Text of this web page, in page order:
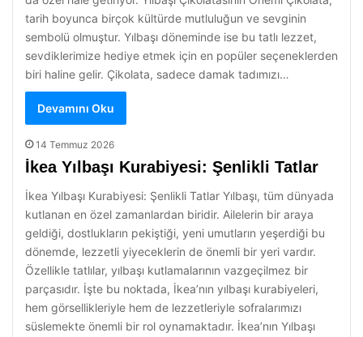
tarih boyunca birçok kültürde mutluluğun ve sevginin
sembolü olmuştur. Yılbaşı döneminde ise bu tatlı lezzet,
sevdiklerimize hediye etmek için en popüler seçeneklerden
biri haline gelir. Çikolata, sadece damak tadımızı…
Devamını Oku
14 Temmuz 2026
İkea Yılbaşı Kurabiyesi: Şenlikli Tatlar
İkea Yılbaşı Kurabiyesi: Şenlikli Tatlar Yılbaşı, tüm dünyada
kutlanan en özel zamanlardan biridir. Ailelerin bir araya
geldiği, dostlukların pekiştiği, yeni umutların yeşerdiği bu
dönemde, lezzetli yiyeceklerin de önemli bir yeri vardır.
Özellikle tatlılar, yılbaşı kutlamalarının vazgeçilmez bir
parçasıdır. İşte bu noktada, İkea’nın yılbaşı kurabiyeleri,
hem görsellikleriyle hem de lezzetleriyle sofralarımızı
süslemekte önemli bir rol oynamaktadır. İkea’nın Yılbaşı